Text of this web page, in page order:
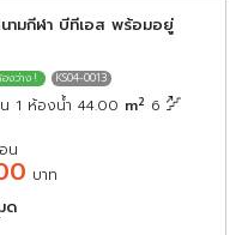
ามกีฬา บีทีเอส พร้อมอยู่
KS04-0013
1 ห้องน้ำ 44.00 m2 6
น
บาท
ด